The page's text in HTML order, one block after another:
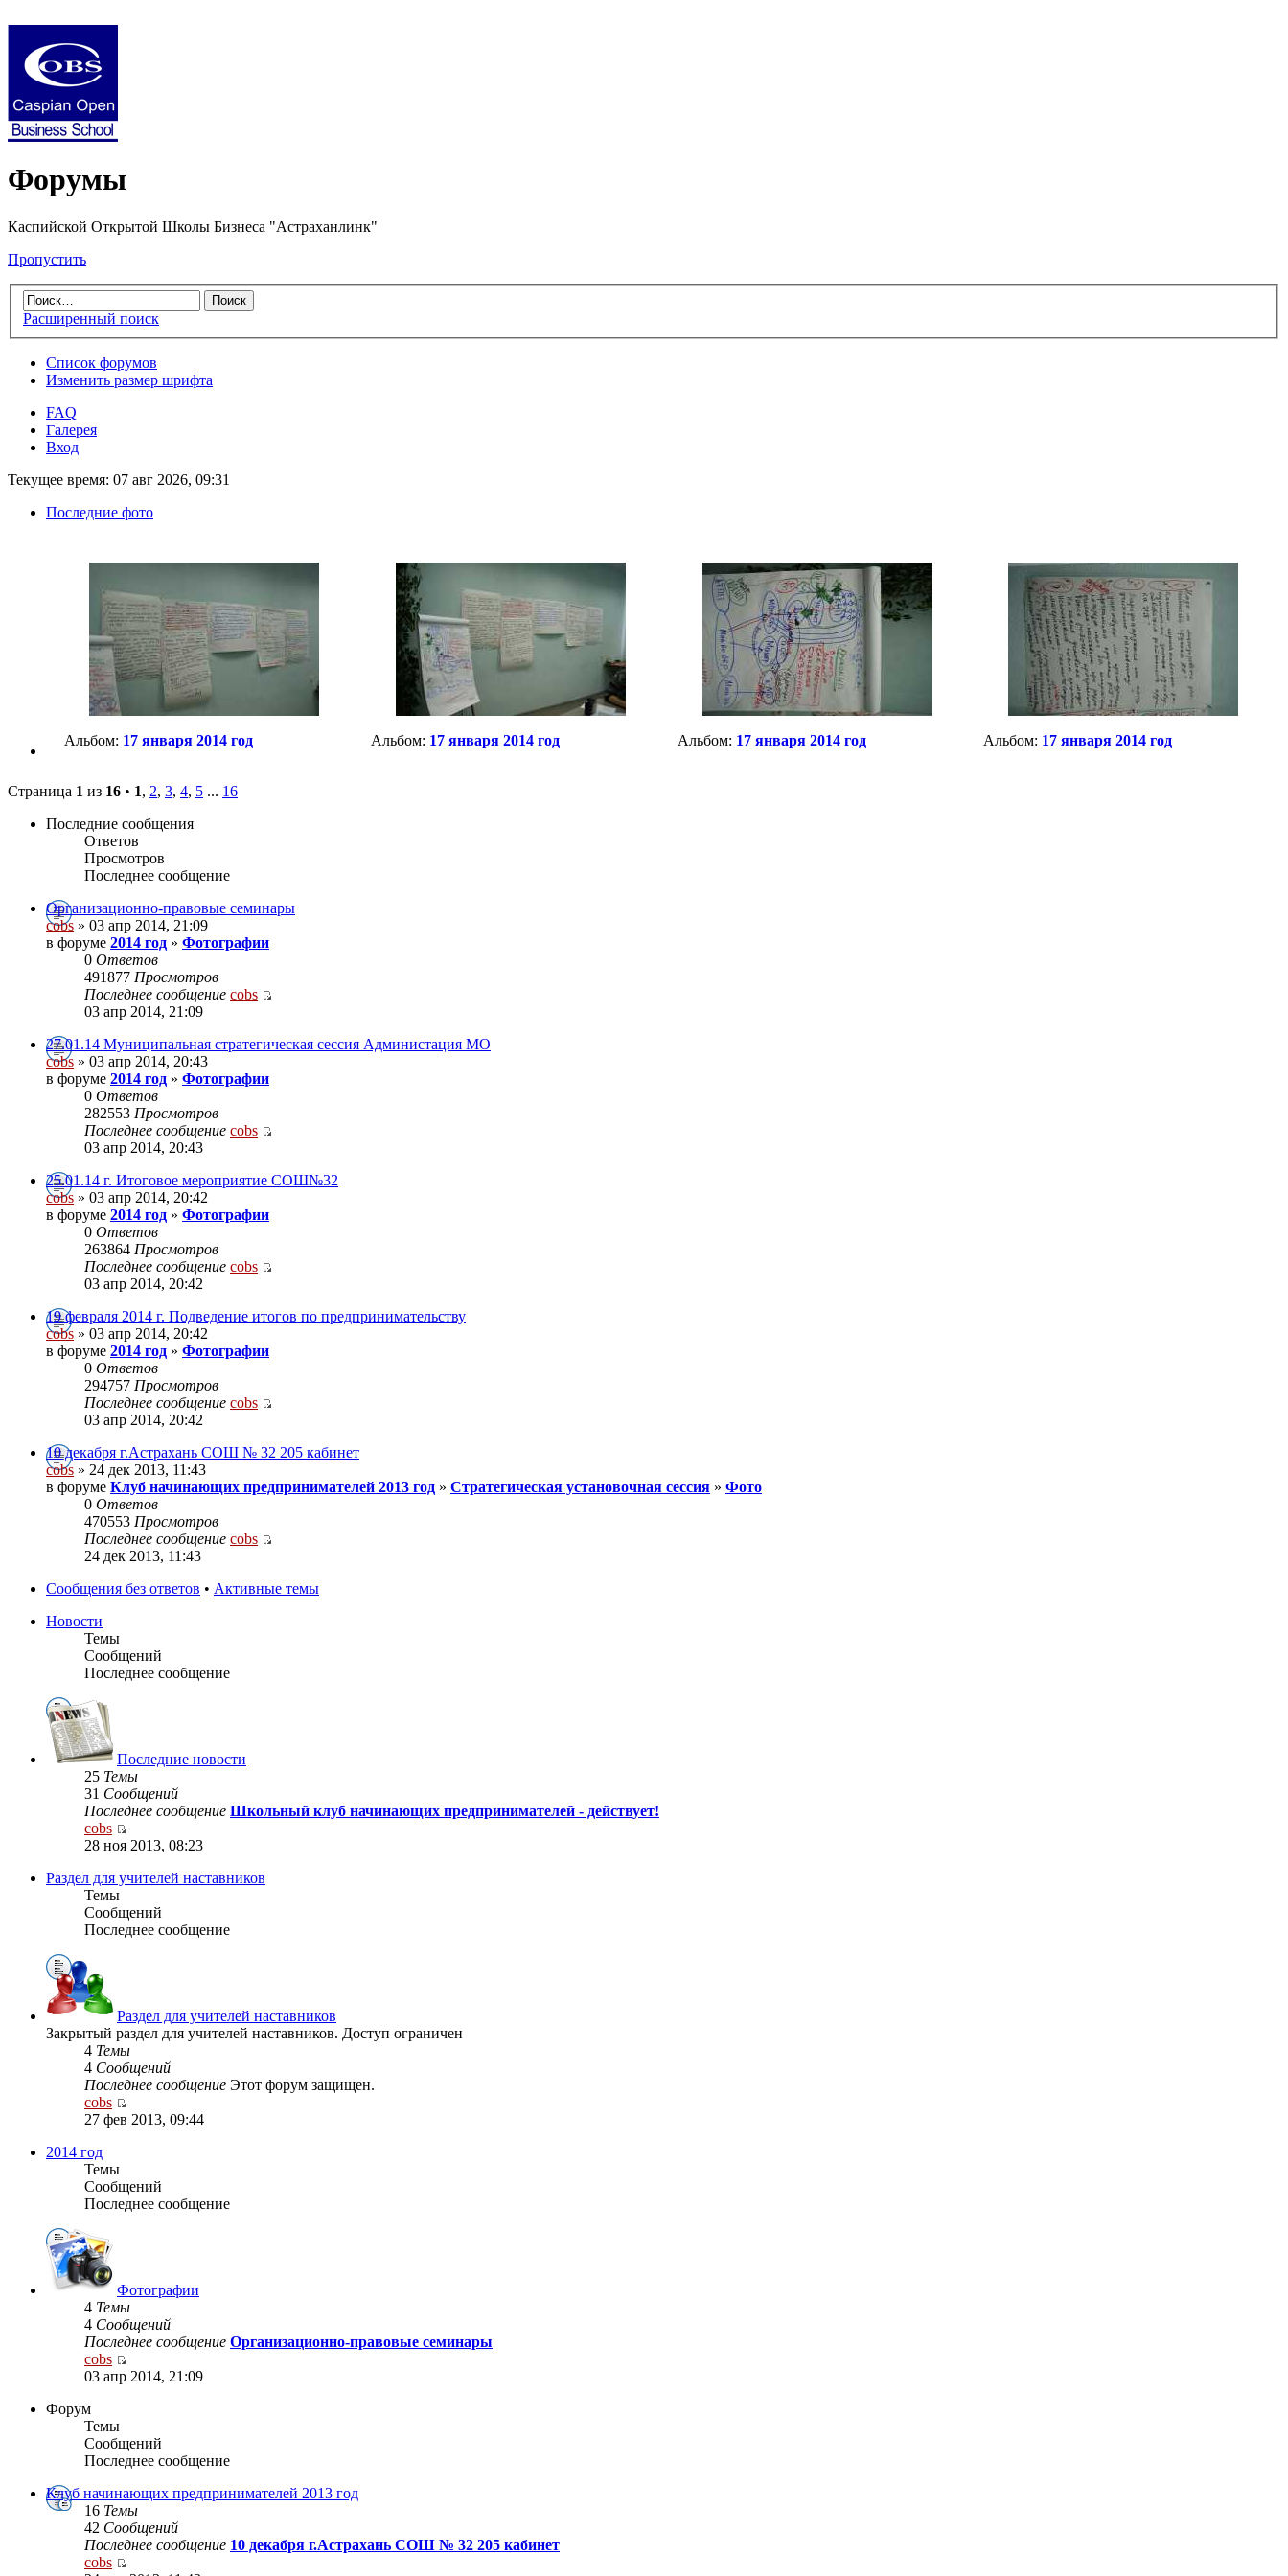
Форумы
Каспийской Открытой Школы Бизнеса "Астраханлинк"
Пропустить
Расширенный поиск
Список форумов
Изменить размер шрифта
FAQ
Галерея
Вход
Текущее время: 07 авг 2026, 09:31
Последние фото
Альбом: 17 января 2014 год Альбом: 17 января 2014 год Альбом: 17 января 2014 год Альбом: 17 января 2014 год
Страница 1 из 16 • 1, 2, 3, 4, 5 ... 16
Последние сообщения
Ответов
Просмотров
Последнее сообщение
Организационно-правовые семинары
cobs » 03 апр 2014, 21:09
в форуме 2014 год » Фотографии
0 Ответов
491877 Просмотров
Последнее сообщение cobs
03 апр 2014, 21:09
27.01.14 Муниципальная стратегическая сессия Администация МО
cobs » 03 апр 2014, 20:43
в форуме 2014 год » Фотографии
0 Ответов
282553 Просмотров
Последнее сообщение cobs
03 апр 2014, 20:43
25.01.14 г. Итоговое мероприятие СОШ№32
cobs » 03 апр 2014, 20:42
в форуме 2014 год » Фотографии
0 Ответов
263864 Просмотров
Последнее сообщение cobs
03 апр 2014, 20:42
19 февраля 2014 г. Подведение итогов по предпринимательству
cobs » 03 апр 2014, 20:42
в форуме 2014 год » Фотографии
0 Ответов
294757 Просмотров
Последнее сообщение cobs
03 апр 2014, 20:42
10 декабря г.Астрахань СОШ № 32 205 кабинет
cobs » 24 дек 2013, 11:43
в форуме Клуб начинающих предпринимателей 2013 год » Стратегическая установочная сессия » Фото
0 Ответов
470553 Просмотров
Последнее сообщение cobs
24 дек 2013, 11:43
Сообщения без ответов • Активные темы
Новости
Темы
Сообщений
Последнее сообщение
Последние новости
25 Темы
31 Сообщений
Последнее сообщение Школьный клуб начинающих предпринимателей - действует!
cobs
28 ноя 2013, 08:23
Раздел для учителей наставников
Темы
Сообщений
Последнее сообщение
Раздел для учителей наставников
Закрытый раздел для учителей наставников. Доступ ограничен
4 Темы
4 Сообщений
Последнее сообщение Этот форум защищен.
cobs
27 фев 2013, 09:44
2014 год
Темы
Сообщений
Последнее сообщение
Фотографии
4 Темы
4 Сообщений
Последнее сообщение Организационно-правовые семинары
cobs
03 апр 2014, 21:09
Форум
Темы
Сообщений
Последнее сообщение
Клуб начинающих предпринимателей 2013 год
16 Темы
42 Сообщений
Последнее сообщение 10 декабря г.Астрахань СОШ № 32 205 кабинет
cobs